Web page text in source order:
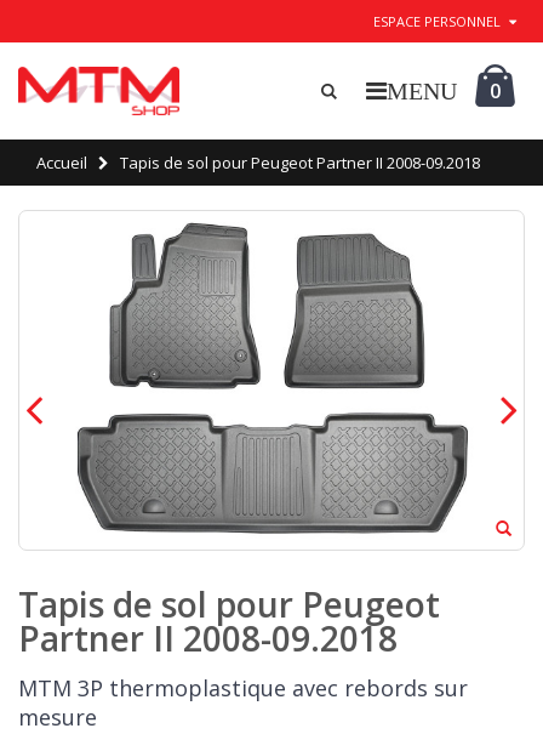
ESPACE PERSONNEL
0
Accueil Tapis de sol pour Peugeot Partner II 2008-09.2018
Tapis de sol pour Peugeot
Partner II 2008-09.2018
MTM 3P thermoplastique avec rebords sur
mesure